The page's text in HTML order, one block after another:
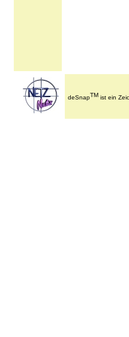
deSnapTM ist ein